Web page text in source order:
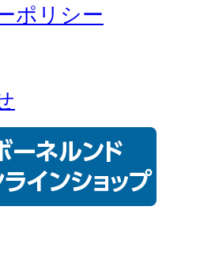
ポリシー